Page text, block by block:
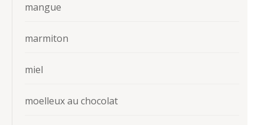
mangue
marmiton
miel
moelleux au chocolat